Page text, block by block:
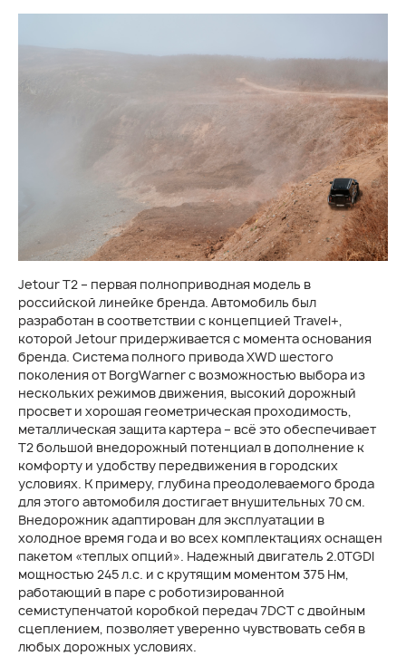
Jetour T2 – первая полноприводная модель в
российской линейке бренда. Автомобиль был
разработан в соответствии с концепцией Travel+,
которой Jetour придерживается с момента основания
бренда. Система полного привода XWD шестого
поколения от BorgWarner с возможностью выбора из
нескольких режимов движения, высокий дорожный
просвет и хорошая геометрическая проходимость,
металлическая защита картера – всё это обеспечивает
Т2 большой внедорожный потенциал в дополнение к
комфорту и удобству передвижения в городских
условиях. К примеру, глубина преодолеваемого брода
для этого автомобиля достигает внушительных 70 см.
Внедорожник адаптирован для эксплуатации в
холодное время года и во всех комплектациях оснащен
пакетом «теплых опций». Надежный двигатель 2.0TGDI
мощностью 245 л.с. и с крутящим моментом 375 Нм,
работающий в паре с роботизированной
семиступенчатой коробкой передач 7DCT с двойным
сцеплением, позволяет уверенно чувствовать себя в
любых дорожных условиях.